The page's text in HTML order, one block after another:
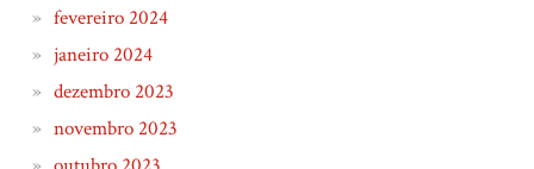
fevereiro 2024
janeiro 2024
dezembro 2023
novembro 2023